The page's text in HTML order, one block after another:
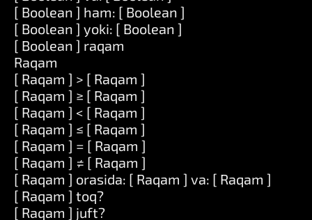
[ Boolean ] ham: [ Boolean ]
[ Boolean ] yoki: [ Boolean ]
[ Boolean ] raqam
Raqam
[ Raqam ] > [ Raqam ]
[ Raqam ] ≥ [ Raqam ]
[ Raqam ] < [ Raqam ]
[ Raqam ] ≤ [ Raqam ]
[ Raqam ] = [ Raqam ]
[ Raqam ] ≠ [ Raqam ]
[ Raqam ] orasida: [ Raqam ] va: [ Raqam ]
[ Raqam ] toq?
[ Raqam ] juft?